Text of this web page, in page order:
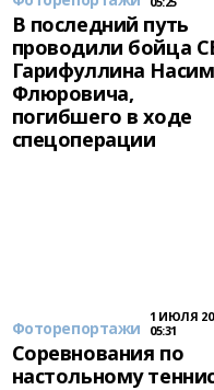
В последний путь
проводили бойца
Гарифуллина
Флюровича,
погибшего в ходе
спецоперации
Фоторепортажи
1 ИЮЛЯ
05:31
Соревнования по
настольному